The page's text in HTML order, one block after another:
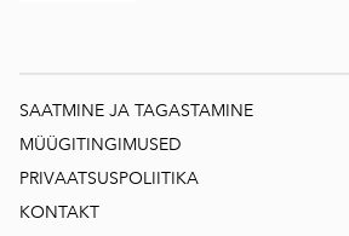
SAATMINE JA TAGASTAMINE
MÜÜGITINGIMUSED
PRIVAATSUSPOLIITIKA
KONTAKT